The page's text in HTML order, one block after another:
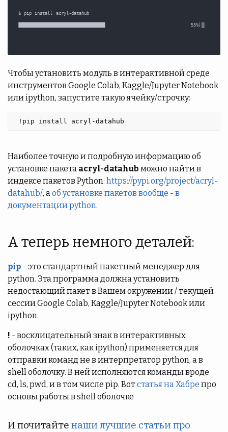
Чтобы установить модуль в интерактивной среде
инструментов Google Colab, Kaggle/Jupyter Notebook
или ipython, запустите такую ячейку/строчку:
!pip install acryl-datahub
Наиболее точную и подробную информацию об
установке пакета acryl-datahub можно найти в
индексе пакетов Python: https://pypi.org/project/acryl-
datahub/, аоб установке пакетов вообще - в
документации python.
А теперь немного деталей:
pip - это стандартный пакетный менеджер для
python. Эта программа должна установить
недостающий пакет в Вашем окружении / текущей
сессии Google Colab, Kaggle/Jupyter Notebook или
ipython.
! - восклицательный знак в интерактивных
оболочках (таких, как ipython) применяется для
отправки команд не в интерпретатор python, а в
shell оболочку. В ней исполняются команды вроде
cd, ls, pwd, и в том числе pip. Вотстатья на Хабре про
основы работы в shell оболочке
И почитайте наши лучшие статьи про